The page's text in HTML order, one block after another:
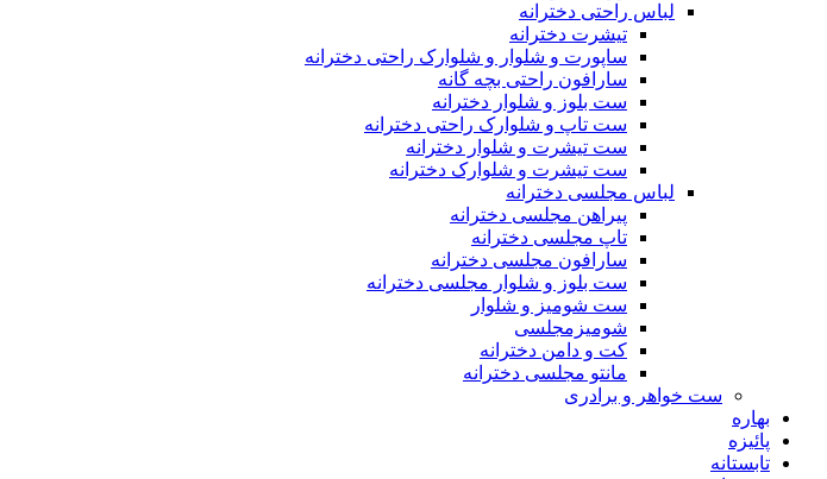
لباس راحتی دخترانه
تیشرت دخترانه
ساپورت و شلوار و شلوارک راحتی دخترانه
سارافون راحتی بچه گانه
ست بلوز و شلوار دخترانه
ست تاپ و شلوارک راحتی دخترانه
ست تیشرت و شلوار دخترانه
ست تیشرت و شلوارک دخترانه
لباس مجلسی دخترانه
پیراهن مجلسی دخترانه
تاپ مجلسی دخترانه
سارافون مجلسی دخترانه
ست بلوز و شلوار مجلسی دخترانه
ست شومیز و شلوار
شومیزمجلسی
کت و دامن دخترانه
مانتو مجلسی دخترانه
ست خواهر و برادری
بهاره
پائیزه
تابستانه